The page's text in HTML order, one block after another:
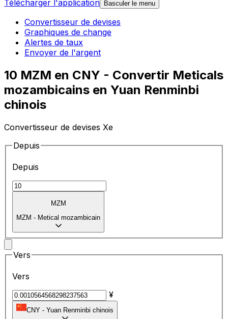
Télécharger l'application
Basculer le menu
Convertisseur de devises
Graphiques de change
Alertes de taux
Envoyer de l'argent
10 MZM en CNY - Convertir Meticals
mozambicains en Yuan Renminbi
chinois
Convertisseur de devises Xe
Depuis
Depuis
MZM
MZM - Metical mozambicain
Vers
Vers
¥
CNY - Yuan Renminbi chinois